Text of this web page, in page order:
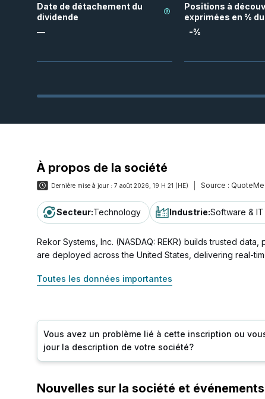
Date de détachement du
dividende
—
Positions à
exprimées en %
-%
À propos de la société
Dernière mise à jour : 7 août 2026, 19 H 21 (HE) Source :
Secteur:Technology Industrie:Software &
Rekor Systems, Inc. (NASDAQ: REKR) builds trusted
are deployed across the United States, delivering real-
Toutes les données importantes
Vous avez un problème lié à cette inscription ou
jour la description de votre société?
Nouvelles sur la société et